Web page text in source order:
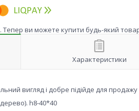
Тепер ви можете купити будь-який
Характеристики
вигляд і добре підійде для продажу
h8-40*40